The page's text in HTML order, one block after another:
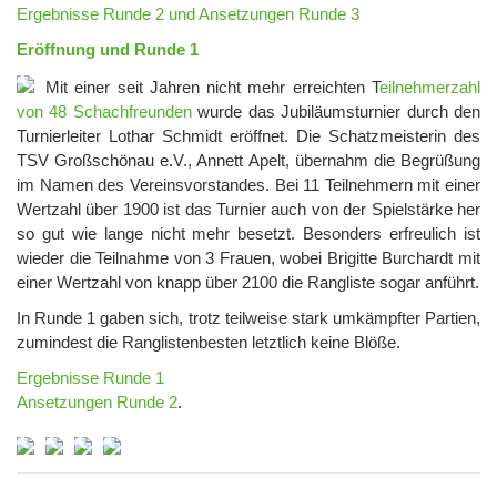
Ergebnisse Runde 2 und Ansetzungen Runde 3
Eröffnung und Runde 1
Mit einer seit Jahren nicht mehr erreichten Teilnehmerzahl
von 48 Schachfreundenwurde das Jubiläumsturnier durch den
Turnierleiter Lothar Schmidt eröffnet. Die Schatzmeisterin des
TSV Großschönau e.V., Annett Apelt, übernahm die Begrüßung
im Namen des Vereinsvorstandes. Bei 11 Teilnehmern mit einer
Wertzahl über 1900 ist das Turnier auch von der Spielstärke her
so gut wie lange nicht mehr besetzt. Besonders erfreulich ist
wieder die Teilnahme von 3 Frauen, wobei Brigitte Burchardt mit
einer Wertzahl von knapp über 2100 die Rangliste sogar anführt.
In Runde 1 gaben sich, trotz teilweise stark umkämpfter Partien,
zumindest die Ranglistenbesten letztlich keine Blöße.
Ergebnisse Runde 1
Ansetzungen Runde 2.